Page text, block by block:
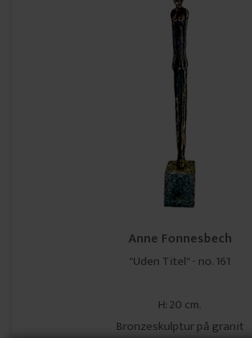
Anne Fonnesbech
"Uden Titel" - no. 161
H: 20 cm.
Bronzeskulptur på granit